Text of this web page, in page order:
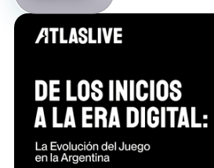
¿Qué hace atractivo al Bitcoin?